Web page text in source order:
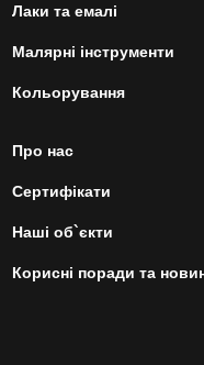
Лаки та емалі
Малярні інструменти
Кольорування
Про нас
Сертифікати
Наші об`єкти
Корисні поради та